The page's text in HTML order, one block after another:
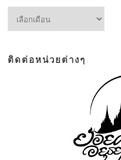
ติดต่อหน่วยต่างๆ